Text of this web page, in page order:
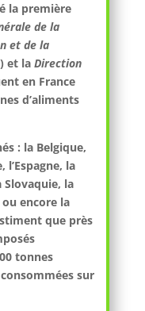
la première
de la
et de la
et la Direction
en France
d’aliments
: la Belgique,
l’Espagne, la
Slovaquie, la
encore la
que près
tonnes
sur